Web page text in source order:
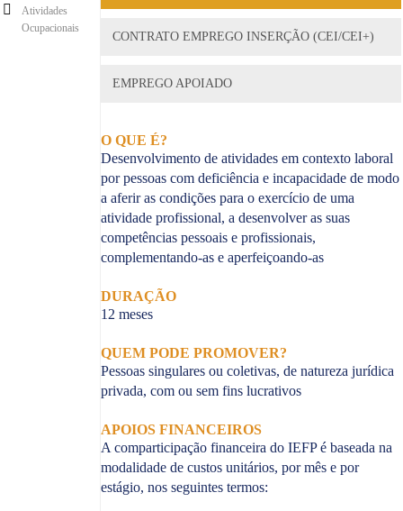
Atividades
Ocupacionais
CONTRATO EMPREGO INSERÇÃO (CEI/CEI+)
EMPREGO APOIADO
O QUE É?
Desenvolvimento de atividades em contexto laboral
por pessoas com deficiência e incapacidade de modo
a aferir as condições para o exercício de uma
atividade profissional, a desenvolver as suas
competências pessoais e profissionais,
complementando-as e aperfeiçoando-as
DURAÇÃO
12 meses
QUEM PODE PROMOVER?
Pessoas singulares ou coletivas, de natureza jurídica
privada, com ou sem fins lucrativos
APOIOS FINANCEIROS
A comparticipação financeira do IEFP é baseada na
modalidade de custos unitários, por mês e por
estágio, nos seguintes termos: